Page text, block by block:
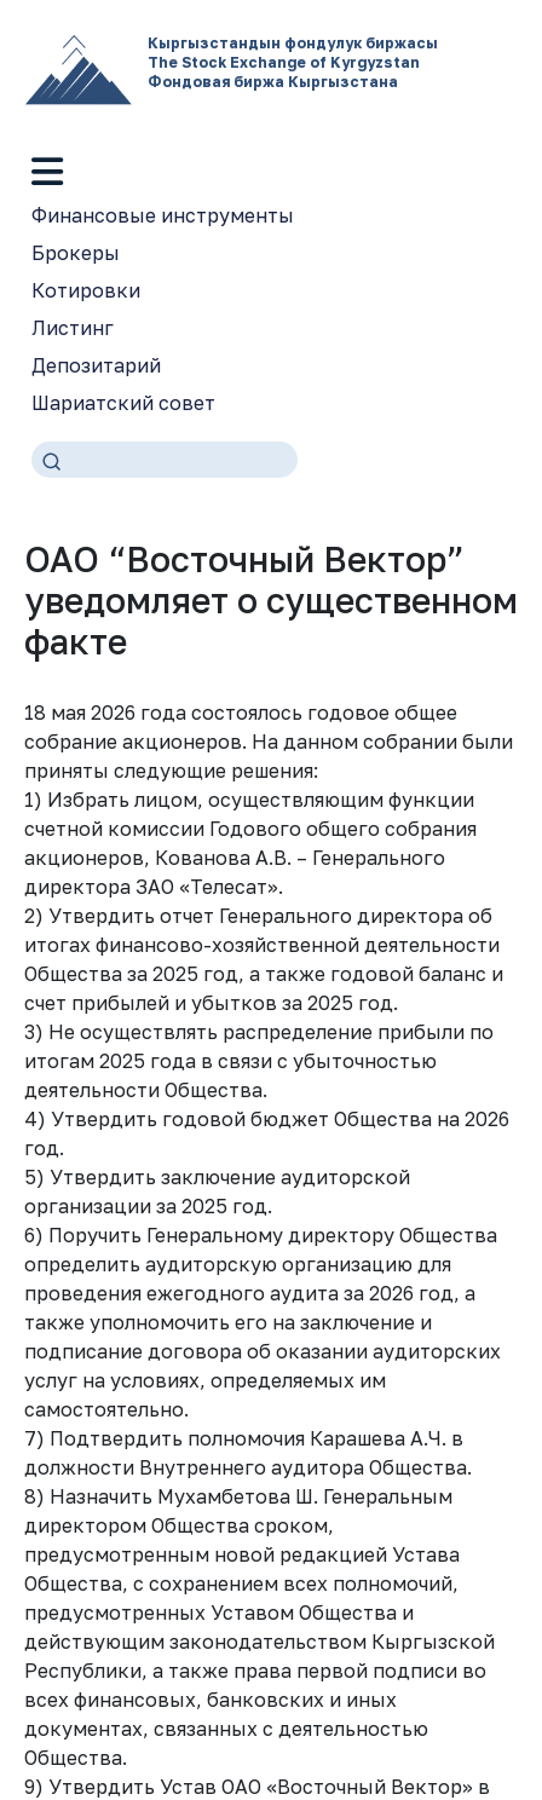
Кыргызстандын фондулук биржасы
The Stock Exchange of Kyrgyzstan
Фондовая биржа Кыргызстана
Финансовые инструменты
Брокеры
Котировки
Листинг
Депозитарий
Шариатский совет
ОАО “Восточный Вектор”
уведомляет о существенном
факте
18 мая 2026 года состоялось годовое общее
собрание акционеров. На данном собрании были
приняты следующие решения:
1) Избрать лицом, осуществляющим функции
счетной комиссии Годового общего собрания
акционеров, Кованова А.В. – Генерального
директора ЗАО «Телесат».
2) Утвердить отчет Генерального директора об
итогах финансово-хозяйственной деятельности
Общества за 2025 год, а также годовой баланс и
счет прибылей и убытков за 2025 год.
3) Не осуществлять распределение прибыли по
итогам 2025 года в связи с убыточностью
деятельности Общества.
4) Утвердить годовой бюджет Общества на 2026
год.
5) Утвердить заключение аудиторской
организации за 2025 год.
6) Поручить Генеральному директору Общества
определить аудиторскую организацию для
проведения ежегодного аудита за 2026 год, а
также уполномочить его на заключение и
подписание договора об оказании аудиторских
услуг на условиях, определяемых им
самостоятельно.
7) Подтвердить полномочия Карашева А.Ч. в
должности Внутреннего аудитора Общества.
8) Назначить Мухамбетова Ш. Генеральным
директором Общества сроком,
предусмотренным новой редакцией Устава
Общества, с сохранением всех полномочий,
предусмотренных Уставом Общества и
действующим законодательством Кыргызской
Республики, а также права первой подписи во
всех финансовых, банковских и иных
документах, связанных с деятельностью
Общества.
9) Утвердить Устав ОАО «Восточный Вектор» в